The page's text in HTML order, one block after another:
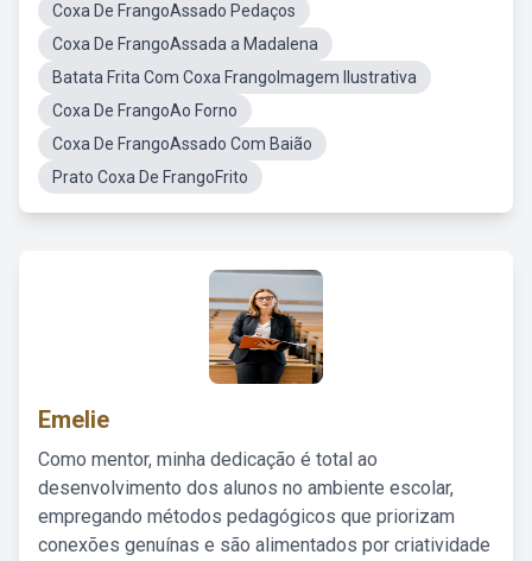
Coxa De FrangoAssado Pedaços
Coxa De FrangoAssada a Madalena
Batata Frita Com Coxa FrangoImagem Ilustrativa
Coxa De FrangoAo Forno
Coxa De FrangoAssado Com Baião
Prato Coxa De FrangoFrito
Emelie
Como mentor, minha dedicação é total ao
desenvolvimento dos alunos no ambiente escolar,
empregando métodos pedagógicos que priorizam
conexões genuínas e são alimentados por criatividade